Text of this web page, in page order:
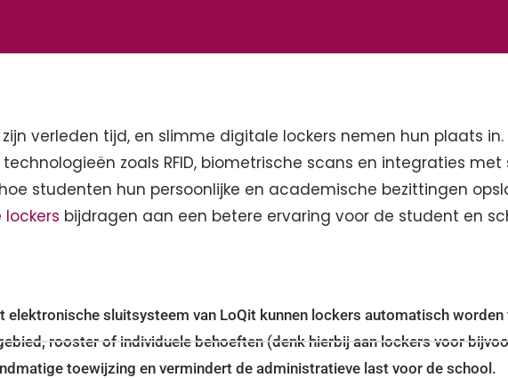
verleden tijd, en slimme digitale lockers nemen hun plaats
zoals RFID, biometrische scans en integraties
studenten hun persoonlijke en academische bezittingen
bijdragen aan een betere ervaring voor de student en
sluitsysteem van LoQit kunnen lockers automatisch
rooster of individuele behoeften (denk hierbij aan lockers voor
toewijzing en vermindert de administratieve last voor de school.